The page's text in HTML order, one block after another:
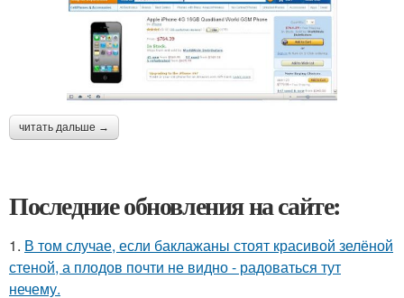
читать дальше →
Последние обновления на сайте:
1. В том случае, если баклажаны стоят красивой зелёной
стеной, а плодов почти не видно - радоваться тут
нечему.